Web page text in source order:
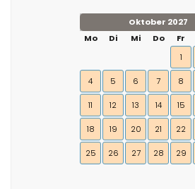
Oktober 2027
Mo
Di Mi Do Fr
1
4 5 6 7 8
11 12 13 14 15
18 19 20 21 22
25 26 27 28 29